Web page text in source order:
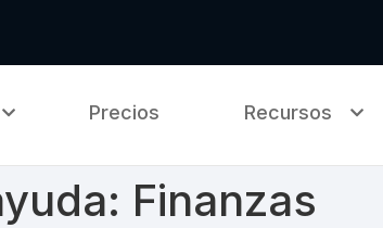
Precios Recursos
Finanzas